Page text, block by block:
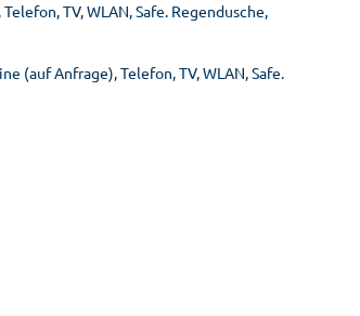
TV, WLAN, Safe. Regendusche,
(auf Anfrage), Telefon, TV, WLAN, Safe.